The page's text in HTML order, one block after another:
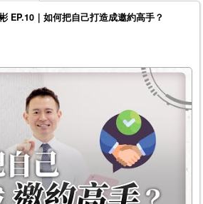
EP.10｜如何把自己打造成邀約高手？